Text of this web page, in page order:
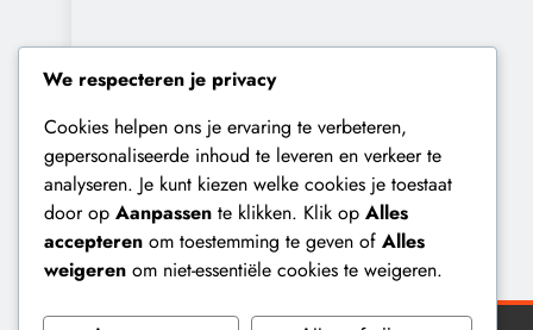
We respecteren je privacy
Cookies helpen ons je ervaring te verbeteren,
gepersonaliseerde inhoud te leveren en verkeer te
analyseren. Je kunt kiezen welke cookies je toestaat
door op Aanpassen te klikken. Klik op Alles
accepteren om toestemming te geven of Alles
weigeren om niet-essentiële cookies te weigeren.